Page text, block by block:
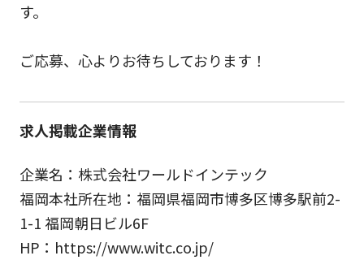
す。
ご応募、心よりお待ちしております！
求人掲載企業情報
企業名：株式会社ワールドインテック
福岡本社所在地：福岡県福岡市博多区博多駅前2-
1-1 福岡朝日ビル6F
HP：https://www.witc.co.jp/